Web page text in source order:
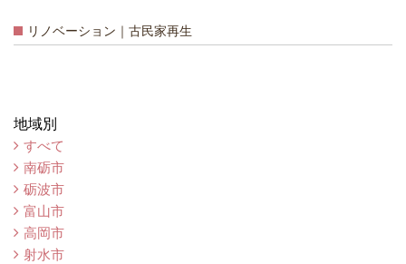
リノベーション｜古民家再生
地域別
すべて
南砺市
砺波市
富山市
高岡市
射水市